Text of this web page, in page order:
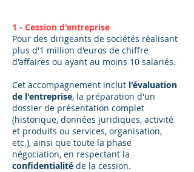
1 - Cession d'entreprise
Pour des dirigeants de sociétés réalisant
plus d'1 million d'euros de chiffre
d'affaires ou ayant au moins 10 salariés.
Cet accompagnement inclut l'évaluation
de l'entreprise, la préparation d'un
dossier de présentation complet
(historique, données juridiques, activité
et produits ou services, organisation,
etc.), ainsi que toute la phase
négociation, en respectant la
confidentialité de la cession.